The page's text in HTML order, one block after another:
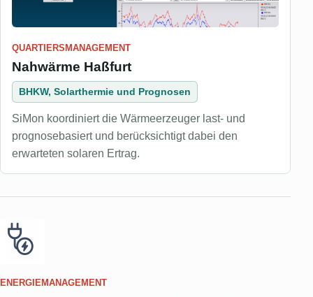
QUARTIERSMANAGEMENT
Nahwärme Haßfurt
BHKW, Solarthermie und Prognosen
SiMon koordiniert die Wärmeerzeuger last- und
prognosebasiert und berücksichtigt dabei den
erwarteten solaren Ertrag.
ENERGIEMANAGEMENT